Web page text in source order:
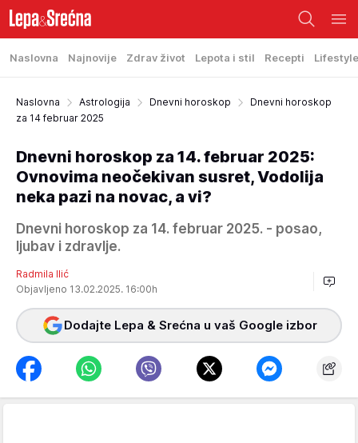
Naslovna Najnovije Zdrav život Lepota i stil Recepti Lifestyle
Naslovna Astrologija Dnevni horoskop
Dnevni horoskop
za 14 februar 2025
Dnevni horoskop za 14. februar 2025:
Ovnovima neočekivan susret, Vodolija
neka pazi na novac, a vi?
Dnevni horoskop za 14. februar 2025. - posao,
ljubav i zdravlje.
Radmila Ilić
Objavljeno 13.02.2025. 16:00h
Dodajte Lepa & Srećna u vaš Google izbor